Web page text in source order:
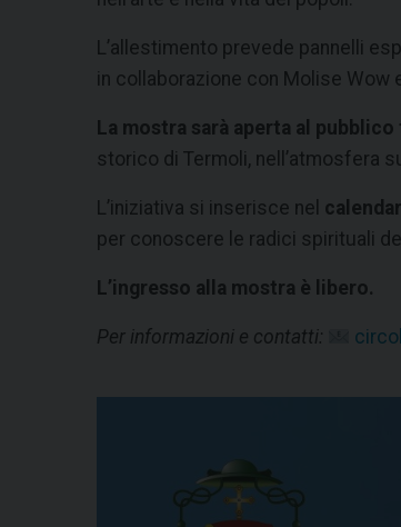
L’allestimento prevede pannelli
in collaborazione con Molise Wow
La mostra sarà aperta al
storico di Termoli, nell’atmosfera
L’iniziativa si inserisce nel
per conoscere le radici spirituali
L’ingresso alla mostra è libero.
Per informazioni e contatti: